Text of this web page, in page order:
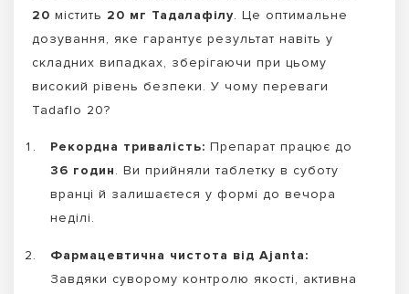
20 містить 20 мг Тадалафілу. Це оптимальне
дозування, яке гарантує результат навіть у
складних випадках, зберігаючи при цьому
високий рівень безпеки. У чому переваги
Tadaflo 20?
Рекордна тривалість: Препарат працює до
36 годин. Ви прийняли таблетку в суботу
вранці й залишаєтеся у формі до вечора
неділі.
Фармацевтична чистота від Ajanta:
Завдяки суворому контролю якості, активна